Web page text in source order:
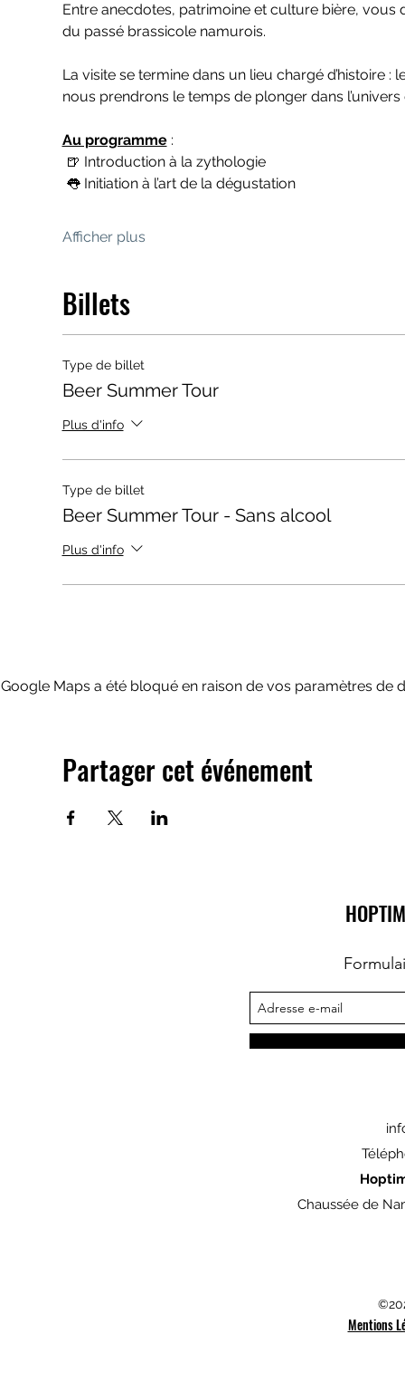
Entre anecdotes, patrimoine et culture bière,
du passé brassicole namurois.
La visite se termine dans un lieu chargé d’histoire :
nous prendrons le temps de plonger dans
Au programme :
🍺 Introduction à la zythologie
👅 Initiation à l’art de la dégustation
Afficher plus
Billets
Type de billet
Beer Summer Tour
Plus d'info
Type de billet
Beer Summer Tour - Sans alcool
Plus d'info
Google Maps a été bloqué en raison de vos paramètres de
Partager cet événement
Chaussée de
Mentions